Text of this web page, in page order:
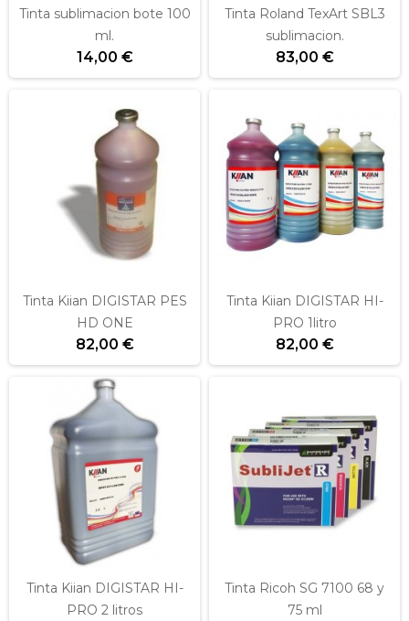
Tinta sublimacion bote 100
ml.
14,00 €
Tinta Roland TexArt SBL3
sublimacion.
83,00 €
Tinta Kiian DIGISTAR PES
HD ONE
82,00 €
Tinta Kiian DIGISTAR HI-
PRO 1litro
82,00 €
Tinta Kiian DIGISTAR HI-
PRO 2 litros
Tinta Ricoh SG 7100 68 y
75 ml